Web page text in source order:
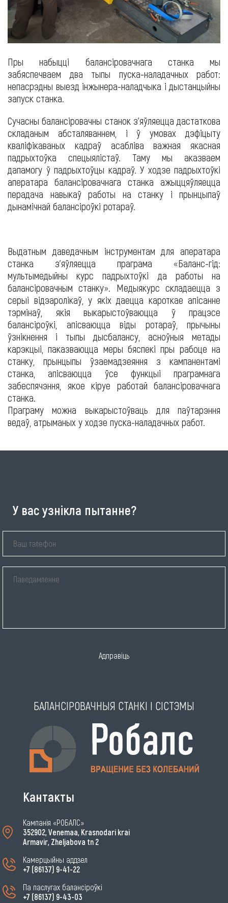
Пры набыцці балансіровачнага станка мы
забяспечваем два тыпы пуска-наладачных работ:
непасрэдны выезд інжынера-наладчыка і дыстанцыйны
запуск станка.
Сучасны балансіровачны станок з'яўляецца дастаткова
складаным абсталяваннем, і ў умовах дэфіцыту
кваліфікаваных кадраў асабліва важная якасная
падрыхтоўка спецыялістаў. Таму мы аказваем
дапамогу ў падрыхтоўцы кадраў. У ходзе падрыхтоўкі
аператара балансіровачнага станка ажыццяўляецца
перадача навыкаў работы на станку і прынцыпаў
дынамічнай балансіроўкі ротараў.
Выдатным даведачным інструментам для аператара
станка з'яўляецца праграма «Баланс-гід:
мультымедыйны курс падрыхтоўкі да работы на
балансіровачным станку». Медыякурс складаецца з
серыі відэаролікаў, у якіх даецца кароткае апісанне
тэрмінаў, якія выкарыстоўваюцца ў працэсе
балансіроўкі, апісваюцца віды ротараў, прычыны
ўзнікнення і тыпы дысбалансу, асноўныя метады
карэкцыі, паказваюцца меры бяспекі пры рабоце на
станку, прынцыпы ўзаемадзеяння з кампанентамі
станка, апісваюцца ўсе функцыі праграмнага
забеспячэння, якое кіруе работай балансіровачнага
станка.
Праграму можна выкарыстоўваць для паўтарэння
ведаў, атрыманых у ходзе пуска-наладачных работ.
У вас узнікла пытанне?
Адправіць
БАЛАНСІРОВАЧНЫЯ СТАНКІ І СІСТЭМЫ
Кантакты
Кампанія «РОБАЛС»
352902, Venemaa, Krasnodari krai
Armavir, Zheljabova tn 2
Камерцыйны аддзел
+7 (86137) 9-41-22
Па паслугах балансіроўкі
+7 (86137) 9-43-03